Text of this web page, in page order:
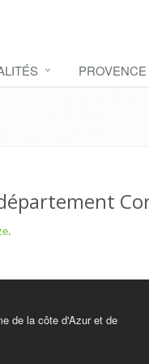
PROVENCE
.
de la côte d'Azur et de